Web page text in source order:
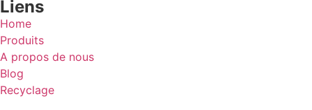
Liens
Home
Produits
A propos de nous
Blog
Recyclage